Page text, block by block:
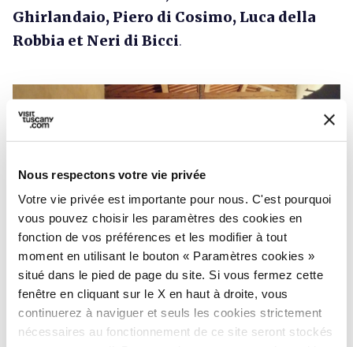
Nous respectons votre vie privée
Votre vie privée est importante pour nous. C'est pourquoi
vous pouvez choisir les paramètres des cookies en
fonction de vos préférences et les modifier à tout
moment en utilisant le bouton « Paramètres cookies »
situé dans le pied de page du site. Si vous fermez cette
fenêtre en cliquant sur le X en haut à droite, vous
continuerez à naviguer et seuls les cookies strictement
nécessaires au fonctionnement de ce site seront stockés
Ghirlandaio, Piero di Cosimo, Luca della
Robbia et Neri di Bicci.
La section artistique du musée - Credit: Stefano